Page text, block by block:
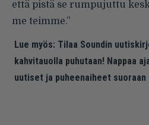
että pistä se rumpujuttu
me teimme.”
Lue myös: Tilaa Soundin
kahvitauolla puhutaan! Nappaa
uutiset ja puheenaiheet